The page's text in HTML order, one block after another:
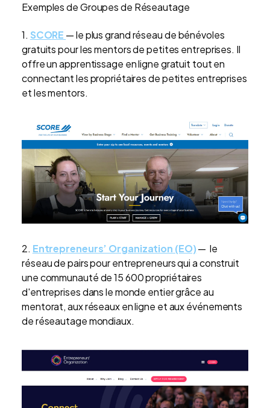
Exemples de Groupes de Réseautage
1. SCORE — le plus grand réseau de bénévoles
gratuits pour les mentors de petites entreprises. Il
offre un apprentissage en ligne gratuit tout en
connectant les propriétaires de petites entreprises
et les mentors.
2. Entrepreneurs’ Organization (EO)— le
réseau de pairs pour entrepreneurs qui a construit
une communauté de 15 600 propriétaires
d'entreprises dans le monde entier grâce au
mentorat, aux réseaux en ligne et aux événements
de réseautage mondiaux.